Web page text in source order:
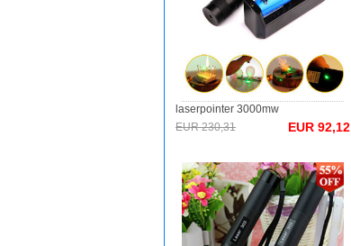
laserpointer 3000mw
EUR 230,31
EUR 92,12